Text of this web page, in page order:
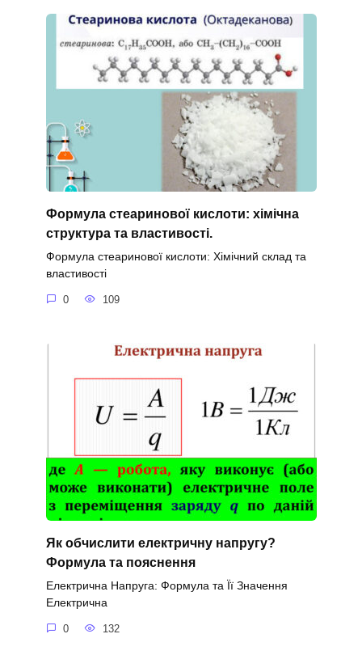
Формула стеаринової кислоти: хімічна
структура та властивості.
Формула стеаринової кислоти: Хімічний склад та
властивості
0 109
Як обчислити електричну напругу?
Формула та пояснення
Електрична Напруга: Формула та Її Значення
Електрична
0 132